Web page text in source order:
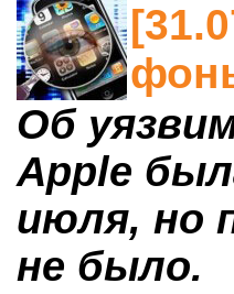
Об
Apple
июля, но
не было.